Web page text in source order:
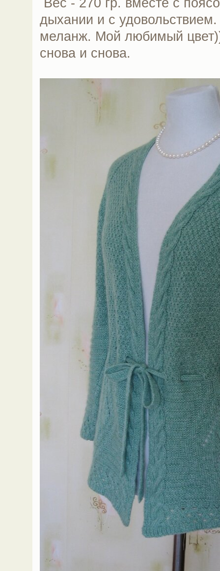
Вес - 270 гр. вместе с
дыхании и с
меланж. Мой любимый
снова и снова.